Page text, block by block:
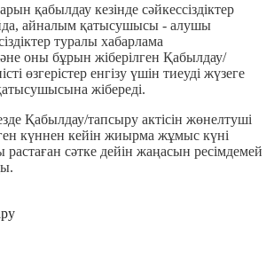
қабылдау кезінде сәйкессіздіктер
айналым қатысушысы - алушы
туралы хабарлама
оны бұрын жіберілген Қабылдау/
өзгерістер енгізу үшін тиеуді жүзеге
жібереді.
Қабылдау/тапсыру актісін жөнелтуші
күннен кейін жиырма жұмыс күні
растаған сәтке дейін жаңасын ресімдемей